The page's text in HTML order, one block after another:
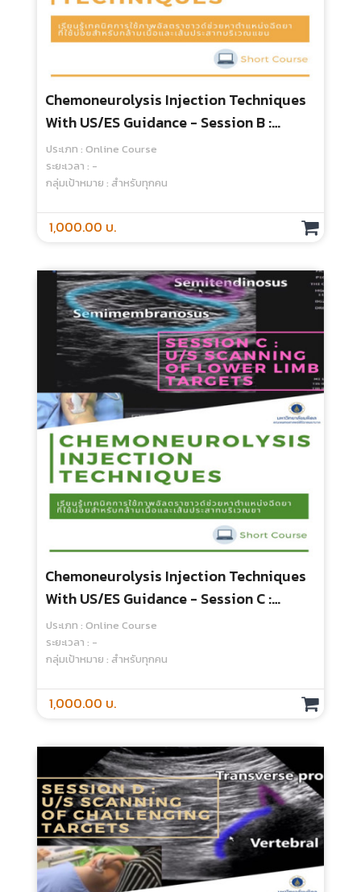
Chemoneurolysis Injection Techniques
With US/ES Guidance - Session B :
Ultrasound Scanning Of Common
Targets In Upper Extremity
ประเภท : Online Course
ระยะเวลา : -
กลุ่มเป้าหมาย : สำหรับทุกคน
1,000.00 บ.
Chemoneurolysis Injection Techniques
With US/ES Guidance - Session C :
Ultrasound Scanning Of Common
Targets In Lower Extremity
ประเภท : Online Course
ระยะเวลา : -
กลุ่มเป้าหมาย : สำหรับทุกคน
1,000.00 บ.